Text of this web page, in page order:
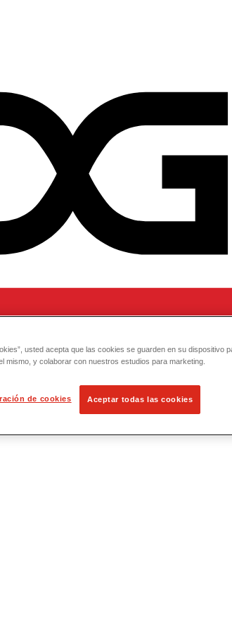
usted acepta que las cookies se guarden en su dispositivo
mismo, y colaborar con nuestros estudios para marketing.
de cookies Aceptar todas las cookies